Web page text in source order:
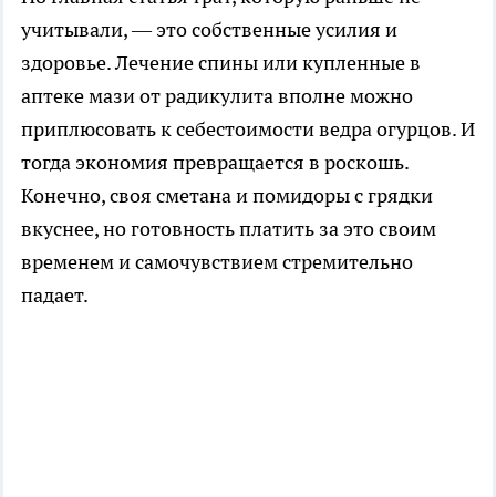
учитывали, — это собственные усилия и
здоровье. Лечение спины или купленные в
аптеке мази от радикулита вполне можно
приплюсовать к себестоимости ведра огурцов. И
тогда экономия превращается в роскошь.
Конечно, своя сметана и помидоры с грядки
вкуснее, но готовность платить за это своим
временем и самочувствием стремительно
падает.